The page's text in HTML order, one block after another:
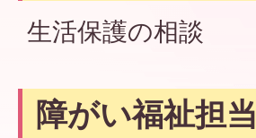
生活保護の相談
障がい福祉担当